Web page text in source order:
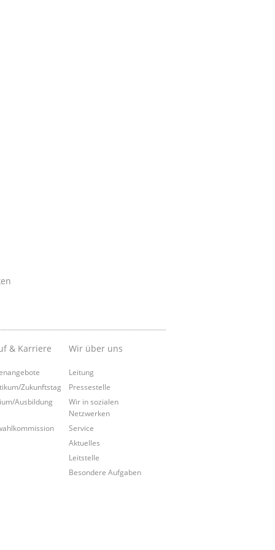
& Karriere
Zukunftstag
Ausbildung
Wir über uns
Leitung
Pressestelle
Wir in sozialen
Netzwerken
Service
Aktuelles
Leitstelle
Besondere Aufgaben